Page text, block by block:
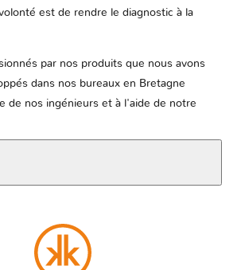
est de rendre le diagnostic à la
par nos produits que nous avons
dans nos bureaux en Bretagne
de nos ingénieurs et à l'aide de notre